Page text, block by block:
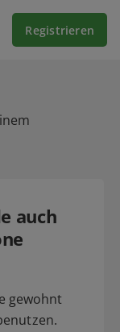
Registrieren
auch
gewohnt